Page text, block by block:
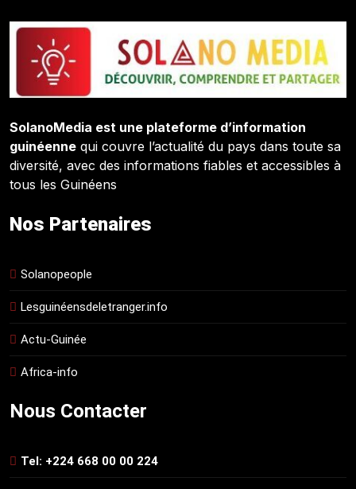
SolanoMedia est une plateforme d’information
guinéenne qui couvre l’actualité du pays dans toute sa
diversité, avec des informations fiables et accessibles à
tous les Guinéens
Nos Partenaires
Solanopeople
Lesguinéensdeletranger.info
Actu-Guinée
Africa-info
Nous Contacter
Tel: +224 668 00 00 224